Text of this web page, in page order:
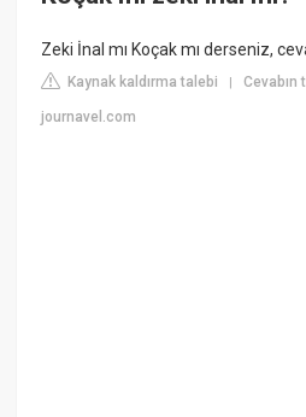
Zeki İnal mı Koçak mı derseniz,
Kaynak kaldırma talebi |Cevabın
journavel.com